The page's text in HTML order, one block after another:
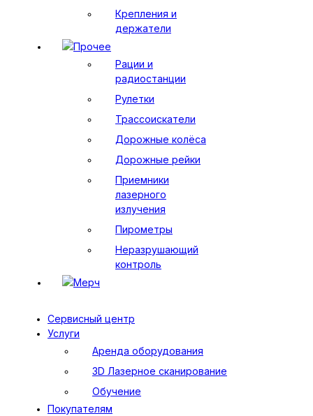
Крепления и
держатели
Прочее
Рации и
радиостанции
Рулетки
Трассоискатели
Дорожные колёса
Дорожные рейки
Приемники
лазерного
излучения
Пирометры
Неразрушающий
контроль
Мерч
Сервисный центр
Услуги
Аренда оборудования
3D Лазерное сканирование
Обучение
Покупателям